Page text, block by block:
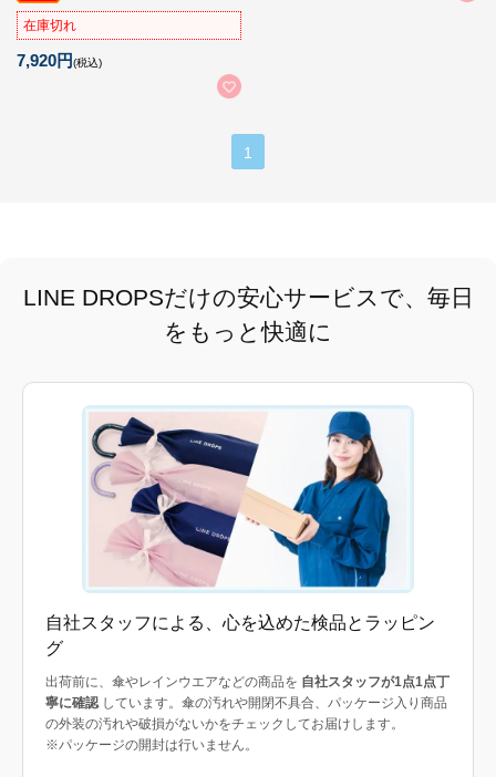
在庫切れ
7,920円(税込)
1
LINE DROPSだけの安心サービスで、毎日
をもっと快適に
自社スタッフによる、心を込めた検品とラッピン
グ
出荷前に、傘やレインウエアなどの商品を 自社スタッフが1点1点丁
寧に確認 しています。傘の汚れや開閉不具合、パッケージ入り商品
の外装の汚れや破損がないかをチェックしてお届けします。
※パッケージの開封は行いません。